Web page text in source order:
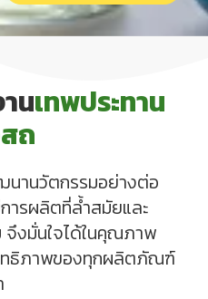
นเทพประทาน
ถ
นานวัตกรรมอย่างต่อ
ารผลิตที่ล้ำสมัยและ
งมั่นใจได้ในคุณภาพ
ทธิภาพของทุกผลิตภัณฑ์